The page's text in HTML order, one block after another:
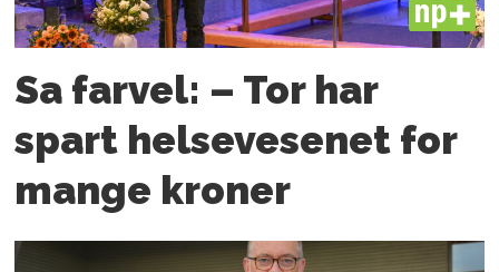
PLUS
Sa farvel: – Tor har
spart helsevesenet for
mange kroner